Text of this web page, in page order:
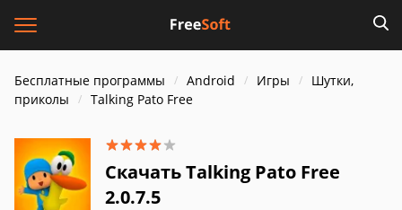
Бесплатные программы Android Игры
Шутки,
приколы
Talking Pato Free
Скачать Talking Pato Free
2.0.7.5